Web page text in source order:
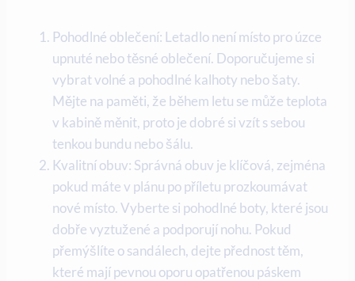
Pohodlné oblečení: Letadlo není místo pro úzce
upnuté nebo těsné oblečení. Doporučujeme si
vybrat volné a pohodlné kalhoty nebo šaty.
Mějte na paměti, že během letu se může teplota
v kabině měnit, proto je dobré si vzít s sebou
tenkou bundu nebo šálu.
Kvalitní obuv: Správná obuv je klíčová, zejména
pokud máte v plánu po příletu prozkoumávat
nové místo. Vyberte si pohodlné boty, které jsou
dobře vyztužené a podporují nohu. Pokud
přemýšlíte o sandálech, dejte přednost těm,
které mají pevnou oporu opatřenou páskem